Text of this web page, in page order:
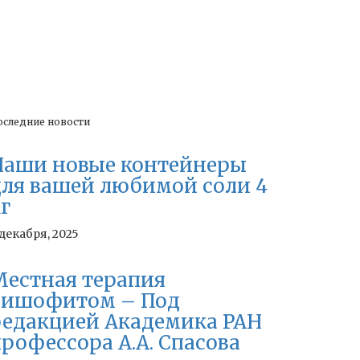
новости
новые контейнеры
вашей любимой соли 4
2025
терапия
– Под
Академика РАН
А.А. Спасова